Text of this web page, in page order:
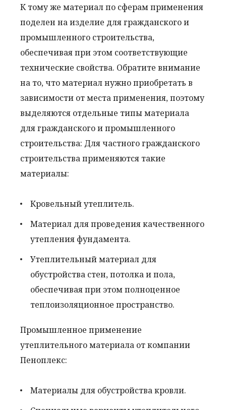
К тому же материал по сферам применения
поделен на изделие для гражданского и
промышленного строительства,
обеспечивая при этом соответствующие
технические свойства. Обратите внимание
на то, что материал нужно приобретать в
зависимости от места применения, поэтому
выделяются отдельные типы материала
для гражданского и промышленного
строительства: Для частного гражданского
строительства применяются такие
материалы:
Кровельный утеплитель.
Материал для проведения качественного
утепления фундамента.
Утеплительный материал для
обустройства стен, потолка и пола,
обеспечивая при этом полноценное
теплоизоляционное пространство.
Промышленное применение
утеплительного материала от компании
Пеноплекс:
Материалы для обустройства кровли.